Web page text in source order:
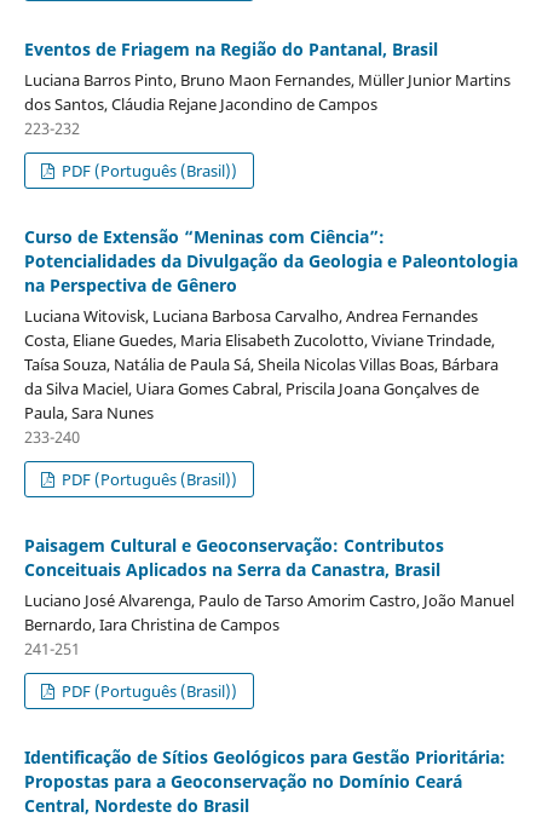
Eventos de Friagem na Região do Pantanal, Brasil
Luciana Barros Pinto, Bruno Maon Fernandes, Müller Junior Martins
dos Santos, Cláudia Rejane Jacondino de Campos
223-232
PDF (Português (Brasil))
Curso de Extensão “Meninas com Ciência”:
Potencialidades da Divulgação da Geologia e Paleontologia
na Perspectiva de Gênero
Luciana Witovisk, Luciana Barbosa Carvalho, Andrea Fernandes
Costa, Eliane Guedes, Maria Elisabeth Zucolotto, Viviane Trindade,
Taísa Souza, Natália de Paula Sá, Sheila Nicolas Villas Boas, Bárbara
da Silva Maciel, Uiara Gomes Cabral, Priscila Joana Gonçalves de
Paula, Sara Nunes
233-240
PDF (Português (Brasil))
Paisagem Cultural e Geoconservação: Contributos
Conceituais Aplicados na Serra da Canastra, Brasil
Luciano José Alvarenga, Paulo de Tarso Amorim Castro, João Manuel
Bernardo, Iara Christina de Campos
241-251
PDF (Português (Brasil))
Identificação de Sítios Geológicos para Gestão Prioritária:
Propostas para a Geoconservação no Domínio Ceará
Central, Nordeste do Brasil